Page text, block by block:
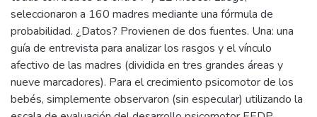
seleccionaron a 160 madres mediante una fórmula de
probabilidad. ¿Datos? Provienen de dos fuentes. Una: una
guía de entrevista para analizar los rasgos y el vínculo
afectivo de las madres (dividida en tres grandes áreas y
nueve marcadores). Para el crecimiento psicomotor de los
bebés, simplemente observaron (sin especular) utilizando la